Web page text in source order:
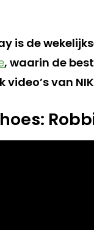
is de
, waarin de
video’s van